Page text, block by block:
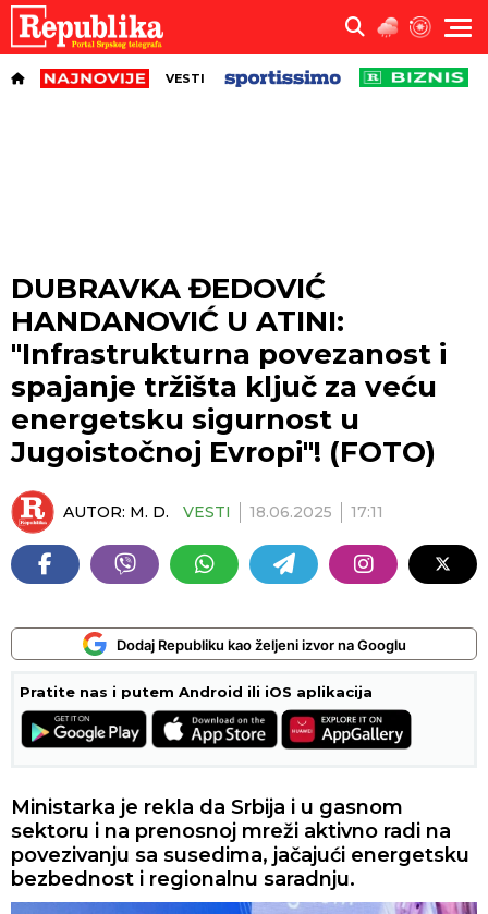
VESTI
DUBRAVKA ĐEDOVIĆ
HANDANOVIĆ U ATINI:
"Infrastrukturna povezanost i
spajanje tržišta ključ za veću
energetsku sigurnost u
Jugoistočnoj Evropi"! (FOTO)
AUTOR: M. D. VESTI 18.06.2025 17:11
Dodaj Republiku kao željeni izvor na Googlu
Pratite nas i putem Android ili iOS aplikacija
Ministarka je rekla da Srbija i u gasnom
sektoru i na prenosnoj mreži aktivno radi na
povezivanju sa susedima, jačajući energetsku
bezbednost i regionalnu saradnju.